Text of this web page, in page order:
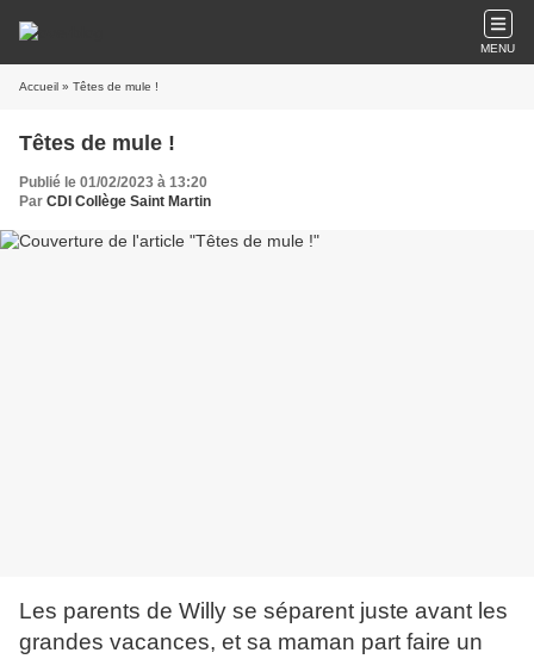
MENU
Accueil » Têtes de mule !
Têtes de mule !
Publié le 01/02/2023 à 13:20
Par CDI Collège Saint Martin
Les parents de Willy se séparent juste avant les
grandes vacances, et sa maman part faire un